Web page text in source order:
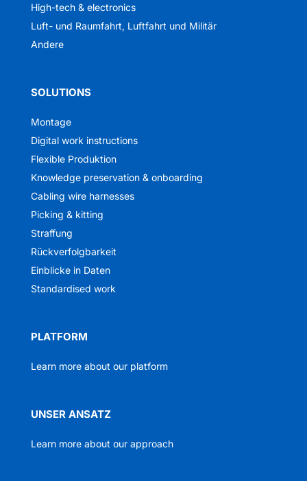
High-tech & electronics
Luft- und Raumfahrt, Luftfahrt und Militär
Andere
SOLUTIONS
Montage
Digital work instructions
Flexible Produktion
Knowledge preservation & onboarding
Cabling wire harnesses
Picking & kitting
Straffung
Rückverfolgbarkeit
Einblicke in Daten
Standardised work
PLATFORM
Learn more about our platform
UNSER ANSATZ
Learn more about our approach